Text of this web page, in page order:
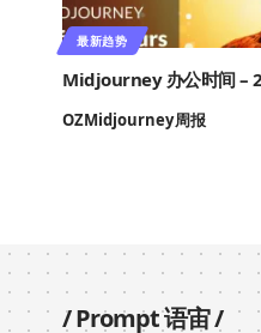
最新趋势
Midjourney 办公时间 –
OZMidjourney周报
/Prompt 语宙/